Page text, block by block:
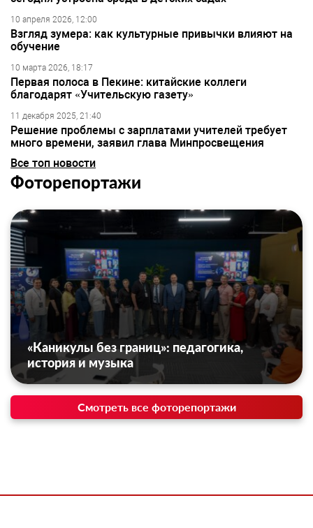
10 апреля 2026, 12:00
Взгляд зумера: как культурные привычки влияют на
обучение
10 марта 2026, 18:17
Первая полоса в Пекине: китайские коллеги
благодарят «Учительскую газету»
11 декабря 2025, 21:40
Решение проблемы с зарплатами учителей требует
много времени, заявил глава Минпросвещения
Все топ новости
Фоторепортажи
«Каникулы без границ»: педагогика,
история и музыка
Смотреть все фоторепортажи